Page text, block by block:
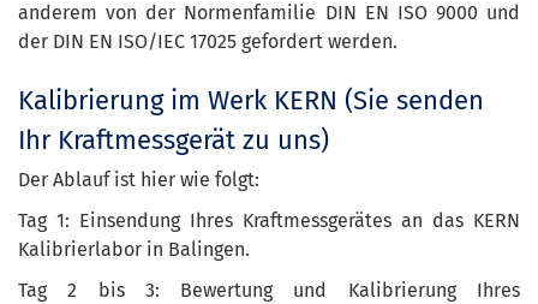
anderem von der Normenfamilie DIN EN ISO 9000 und
der DIN EN ISO/IEC 17025 gefordert werden.
Kalibrierung im Werk KERN (Sie senden
Ihr Kraftmessgerät zu uns)
Der Ablauf ist hier wie folgt:
Tag 1: Einsendung Ihres Kraftmessgerätes an das KERN
Kalibrierlabor in Balingen.
Tag 2 bis 3: Bewertung und Kalibrierung Ihres